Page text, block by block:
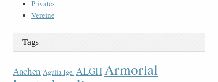
Privates
Vereine
Tags
Aachen Agulia Igel ALGHArmorial